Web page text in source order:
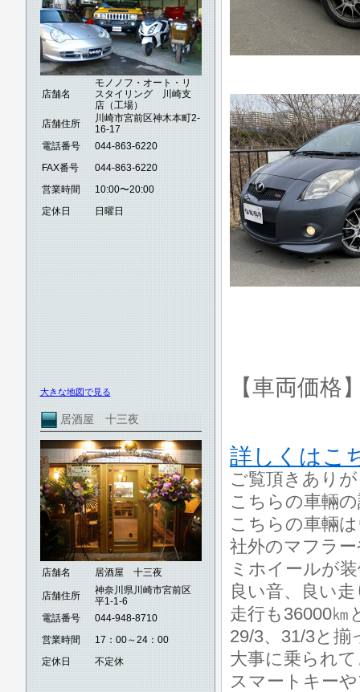
店舗名
モノノフ・オート・リ
スタイリング 川崎支
店（工場）
店舗住所
川崎市宮前区神木本町2-
16-17
電話番号
044-863-6220
FAX番号
044-863-6220
営業時間
10:00〜20:00
定休日
日曜日
大きな地図で見る
居酒屋 十三夜
店舗名 居酒屋 十三夜
店舗住所
神奈川県川崎市宮前区
平1-1-6
電話番号
044-948-8710
営業時間
17：00～24：00
定休日
不定休
【車両価格
詳しくはこ
ご覧頂きあり
こちらの車輛
こちらの車輛
社外のマフラ
ミホイールが
良い音、良い
走行も36000㎞
29/3、31/3と揃
大事に乗られ
スマートキー